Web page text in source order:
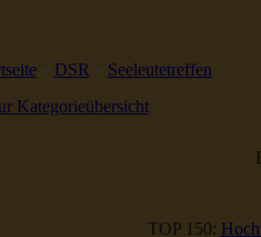
» DSR » Seeleutetreffen
Kategorieübersicht
TOP 150: